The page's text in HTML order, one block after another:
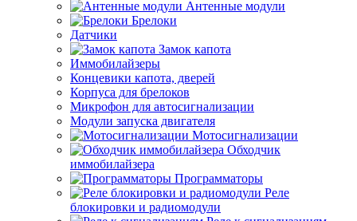
Антенные модули
Брелоки
Датчики
Замок капота
Иммобилайзеры
Концевики капота, дверей
Корпуса для брелоков
Микрофон для автосигнализации
Модули запуска двигателя
Мотосигнализации
Обходчик
иммобилайзера
Программаторы
Реле
блокировки и радиомодули